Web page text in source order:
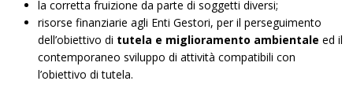
la corretta fruizione da parte di soggetti diversi;
risorse finanziarie agli Enti Gestori, per il perseguimento
dell’obiettivo di tutela e miglioramento ambientale ed il
contemporaneo sviluppo di attività compatibili con
l’obiettivo di tutela.